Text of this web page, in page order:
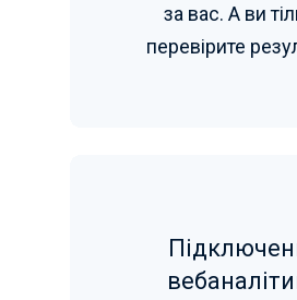
за вас. А ви
перевірите